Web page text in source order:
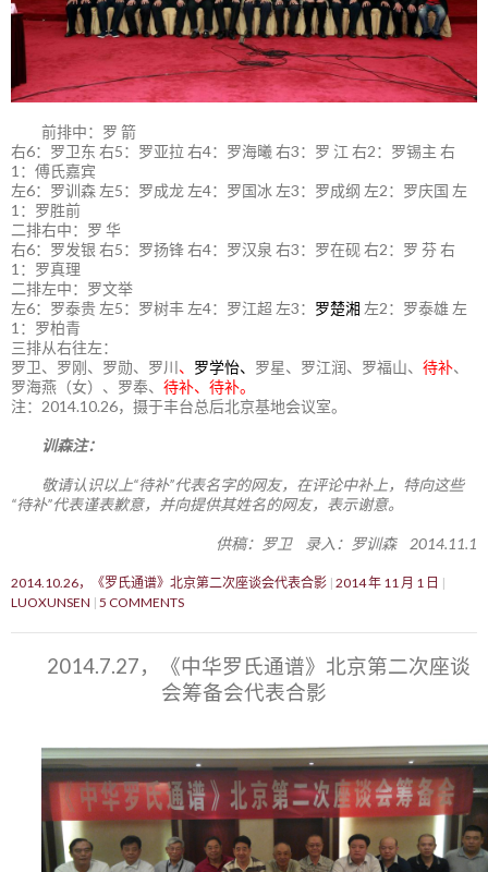
前排中：罗 箭
右6：罗卫东 右5：罗亚拉 右4：罗海曦 右3：罗 江 右2：罗锡主 右
1：傅氏嘉宾
左6：罗训森 左5：罗成龙 左4：罗国冰 左3：罗成纲 左2：罗庆国 左
1：罗胜前
二排右中：罗 华
右6：罗发银 右5：罗扬锋 右4：罗汉泉 右3：罗在砚 右2：罗 芬 右
1：罗真理
二排左中：罗文举
左6：罗泰贵 左5：罗树丰 左4：罗江超 左3： 罗楚湘 左2：罗泰雄 左
1：罗柏青
三排从右往左：
罗卫、罗刚、罗勋、罗川 、 罗学怡、 罗星、罗江润、罗福山、 待补、
罗海燕（女）、罗奉、 待补、待补。
注：2014.10.26，摄于丰台总后北京基地会议室。
训森注：
敬请认识以上“待补”代表名字的网友，在评论中补上，特向这些
“待补”代表谨表歉意，并向提供其姓名的网友，表示谢意。
供稿：罗卫 录入：罗训森 2014.11.1
2014.10.26，《罗氏通谱》北京第二次座谈会代表合影 2014 年 11 月 1 日
LUOXUNSEN 5 COMMENTS
2014.7.27，《中华罗氏通谱》北京第二次座谈
会筹备会代表合影